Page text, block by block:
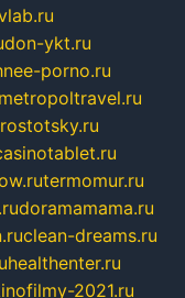
don-ykt.ru
porno.ru
metropoltravel.ru
rostotsky.ru
termomur.ru
doramamama.ru
clean-dreams.ru
healthenter.ru
2021.ru